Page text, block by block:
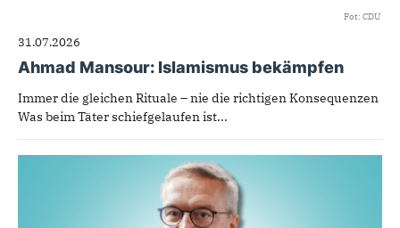
Fot: CDU
31.07.2026
Ahmad Mansour: Islamismus bekämpfen
Immer die gleichen Rituale – nie die richtigen Konsequenzen
Was beim Täter schiefgelaufen ist...